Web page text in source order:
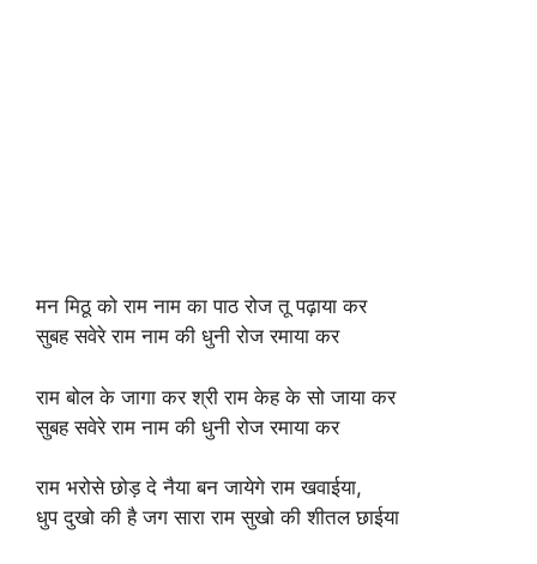
मन मिठू को राम नाम का पाठ रोज तू पढ़ाया कर
सुबह सवेरे राम नाम की धुनी रोज रमाया कर
राम बोल के जागा कर श्री राम केह के सो जाया कर
सुबह सवेरे राम नाम की धुनी रोज रमाया कर
राम भरोसे छोड़ दे नैया बन जायेगे राम खवाईया,
धुप दुखो की है जग सारा राम सुखो की शीतल छाईया